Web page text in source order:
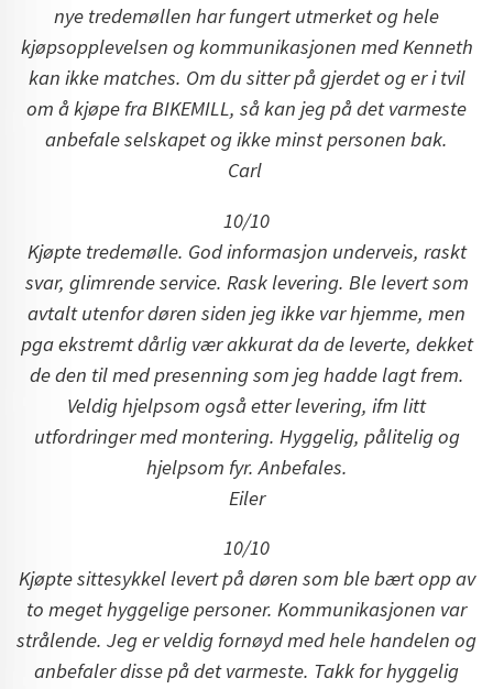
nye tredemøllen har fungert utmerket og hele
kjøpsopplevelsen og kommunikasjonen med Kenneth
kan ikke matches. Om du sitter på gjerdet og er i tvil
om å kjøpe fra BIKEMILL, så kan jeg på det varmeste
anbefale selskapet og ikke minst personen bak.
Carl
10/10
Kjøpte tredemølle. God informasjon underveis, raskt
svar, glimrende service. Rask levering. Ble levert som
avtalt utenfor døren siden jeg ikke var hjemme, men
pga ekstremt dårlig vær akkurat da de leverte, dekket
de den til med presenning som jeg hadde lagt frem.
Veldig hjelpsom også etter levering, ifm litt
utfordringer med montering. Hyggelig, pålitelig og
hjelpsom fyr. Anbefales.
Eiler
10/10
Kjøpte sittesykkel levert på døren som ble bært opp av
to meget hyggelige personer. Kommunikasjonen var
strålende. Jeg er veldig fornøyd med hele handelen og
anbefaler disse på det varmeste. Takk for hyggelig